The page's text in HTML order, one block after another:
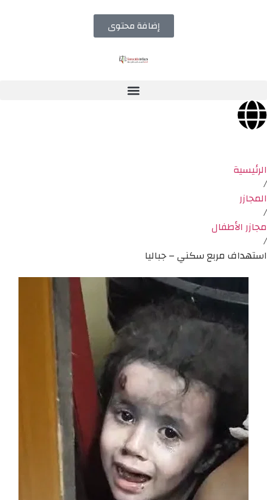
إضافة محتوى
الرئيسية
/
المجازر
/
مجازر الأطفال
/
استهداف مربع سكني – جباليا